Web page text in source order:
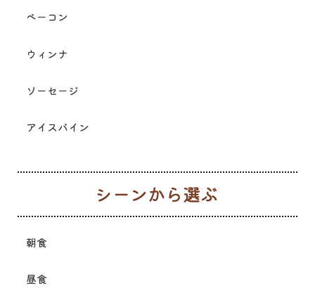
ベーコン
ウィンナ
ソーセージ
アイスバイン
朝食
昼食